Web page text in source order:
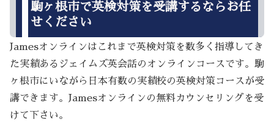
駒ヶ根市で英検対策を受講するならお任
せください
Jamesオンラインはこれまで英検対策を数多く指導してき
た実績あるジェイムズ英会話のオンラインコースです。駒
ヶ根市にいながら日本有数の実績校の英検対策コースが受
講できます。Jamesオンラインの無料カウンセリングを受
けて下さい。